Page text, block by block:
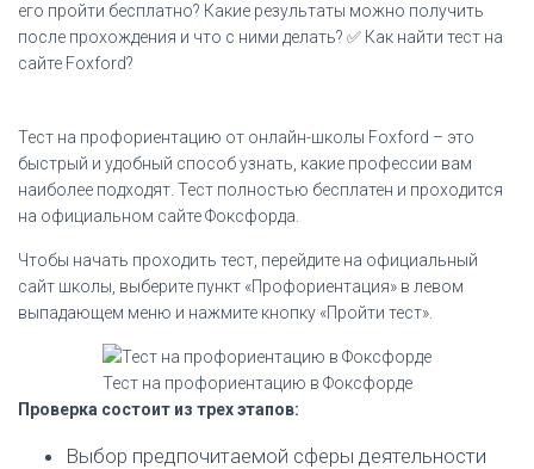
его пройти бесплатно? Какие результаты можно получить
после прохождения и что с ними делать? ✅ Как найти тест на
сайте Foxford?
Тест на профориентацию от онлайн-школы Foxford – это
быстрый и удобный способ узнать, какие профессии вам
наиболее подходят. Тест полностью бесплатен и проходится
на официальном сайте Фоксфорда.
Чтобы начать проходить тест, перейдите на официальный
сайт школы, выберите пункт «Профориентация» в левом
выпадающем меню и нажмите кнопку «Пройти тест».
Тест на профориентацию в Фоксфорде
Проверка состоит из трех этапов:
Выбор предпочитаемой сферы деятельности